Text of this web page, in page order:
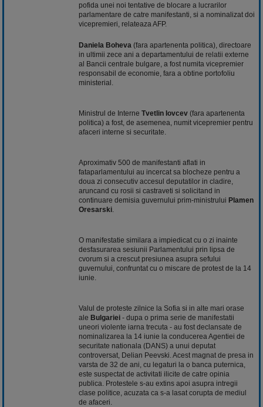
pofida unei noi tentative de blocare a lucrarilor
parlamentare de catre manifestanti, si a nominalizat doi
vicepremieri, relateaza AFP.
Daniela Boheva (fara apartenenta politica), directoare
in ultimii zece ani a departamentului de relatii externe
al Bancii centrale bulgare, a fost numita vicepremier
responsabil de economie, fara a obtine portofoliu
ministerial.
Ministrul de Interne Tvetlin Iovcev (fara apartenenta
politica) a fost, de asemenea, numit vicepremier pentru
afaceri interne si securitate.
Aproximativ 500 de manifestanti aflati in
fataparlamentului au incercat sa blocheze pentru a
doua zi consecutiv accesul deputatilor in cladire,
aruncand cu rosii si castraveti si solicitand in
continuare demisia guvernului prim-ministrului Plamen
Oresarski
O manifestatie similara a impiedicat cu o zi inainte
desfasurarea sesiunii Parlamentului prin lipsa de
cvorum si a crescut presiunea asupra sefului
guvernului, confruntat cu o miscare de protest de la 14
iunie.
Valul de proteste zilnice la Sofia si in alte mari orase
ale Bulgariei - dupa o prima serie de manifestatii
uneori violente iarna trecuta - au fost declansate de
nominalizarea la 14 iunie la conducerea Agentiei de
securitate nationala (DANS) a unui deputat
controversat, Delian Peevski. Acest magnat de presa in
varsta de 32 de ani, cu legaturi la o banca puternica,
este suspectat de activitati ilicite de catre opinia
publica. Protestele s-au extins apoi asupra intregii
clase politice, acuzata ca s-a lasat corupta de mediul
de afaceri.